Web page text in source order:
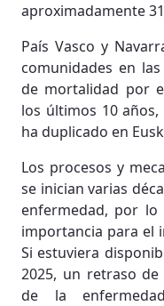
aproximadamente
País Vasco y
comunidades en
de mortalidad por
los últimos 10
ha duplicado en
Los procesos y
se inician varias
enfermedad, por
importancia para el
Si estuviera
2025, un retraso
de la